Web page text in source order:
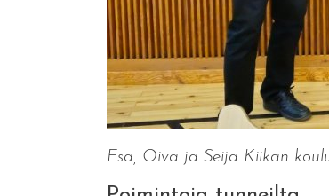
Esa, Oiva ja Seija Kiikan